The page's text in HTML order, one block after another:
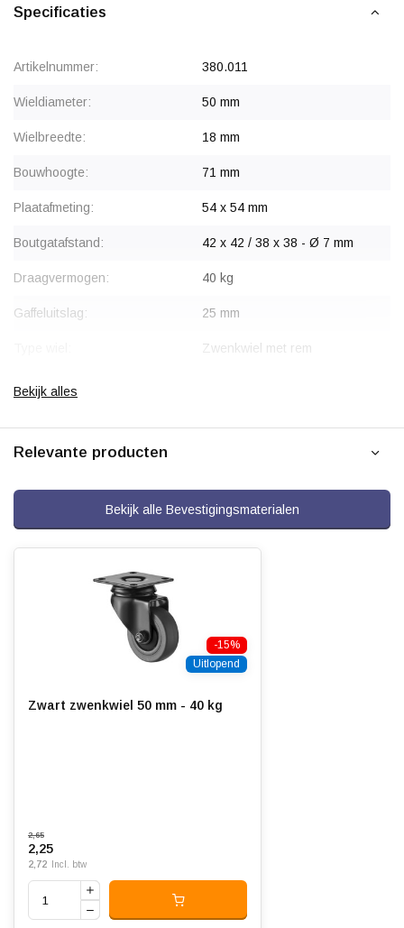
Opmerking:
serie.
Specificaties
Artikelnummer: 380.011
Wieldiameter: 50 mm
Wielbreedte: 18 mm
Bouwhoogte: 71 mm
Plaatafmeting: 54 x 54 mm
Boutgatafstand: 42 x 42 / 38 x 38 - Ø 7 mm
Draagvermogen: 40 kg
Gaffeluitslag: 25 mm
Zwenkwiel met rem
Montage:
Rem:
Kunststof
Slijtvast:
Bekijk alles
Relevante producten
Bekijk alle Bevestigingsmaterialen
-15%
Uitlopend
Zwart zwenkwiel 50 mm - 40 kg
2,65
2,25
2,72 Incl. btw